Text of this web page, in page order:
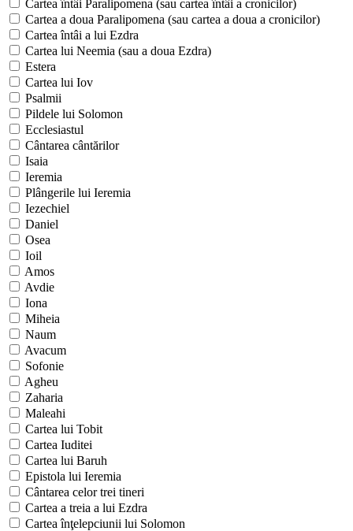
Cartea întâi Paralipomena (sau cartea întâi a cronicilor)
Cartea a doua Paralipomena (sau cartea a doua a cronicilor)
Cartea întâi a lui Ezdra
Cartea lui Neemia (sau a doua Ezdra)
Estera
Cartea lui Iov
Psalmii
Pildele lui Solomon
Ecclesiastul
Cântarea cântărilor
Isaia
Ieremia
Plângerile lui Ieremia
Iezechiel
Daniel
Osea
Ioil
Amos
Avdie
Iona
Miheia
Naum
Avacum
Sofonie
Agheu
Zaharia
Maleahi
Cartea lui Tobit
Cartea Iuditei
Cartea lui Baruh
Epistola lui Ieremia
Cântarea celor trei tineri
Cartea a treia a lui Ezdra
Cartea înţelepciunii lui Solomon